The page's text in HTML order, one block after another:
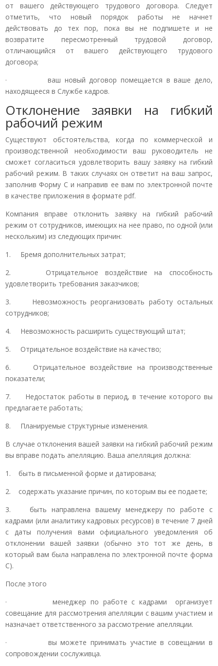
от вашего действующего трудового договора. Следует
отметить, что новый порядок работы не начнет
действовать до тех пор, пока вы не подпишете и не
возвратите пересмотренный трудовой договор,
отличающийся от вашего действующего трудового
договора;
· ваш новый договор помещается в ваше дело,
находящееся в Службе кадров.
Отклонение заявки на гибкий
рабочий режим
Существуют обстоятельства, когда по коммерческой и
производственной необходимости ваш руководитель не
сможет согласиться удовлетворить вашу заявку на гибкий
рабочий режим. В таких случаях он ответит на ваш запрос,
заполнив Форму С и направив ее вам по электронной почте
в качестве приложения в формате pdf.
Компания вправе отклонить заявку на гибкий рабочий
режим от сотрудников, имеющих на нее право, по одной (или
нескольким) из следующих причин:
1. Бремя дополнительных затрат;
2. Отрицательное воздействие на способность
удовлетворить требования заказчиков;
3. Невозможность реорганизовать работу остальных
сотрудников;
4. Невозможность расширить существующий штат;
5. Отрицательное воздействие на качество;
6. Отрицательное воздействие на производственные
показатели;
7. Недостаток работы в период, в течение которого вы
предлагаете работать;
8. Планируемые структурные изменения.
В случае отклонения вашей заявки на гибкий рабочий режим
вы вправе подать апелляцию. Ваша апелляция должна:
1. быть в письменной форме и датирована;
2. содержать указание причин, по которым вы ее подаете;
3. быть направлена вашему менеджеру по работе с
кадрами (или аналитику кадровых ресурсов) в течение 7 дней
с даты получения вами официального уведомления об
отклонении вашей заявки (обычно это тот же день, в
который вам была направлена по электронной почте форма
C).
После этого
· менеджер по работе с кадрами организует
совещание для рассмотрения апелляции с вашим участием и
назначает ответственного за рассмотрение апелляции.
· вы можете принимать участие в совещании в
сопровождении сослуживца.